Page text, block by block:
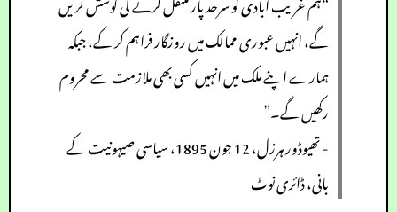
گے، انہیں عبوری ممالک میں روزگار فراہم کر کے، جبکہ
ہمارے اپنے ملک میں انہیں کسی بھی ملازمت سے محروم
رکھیں گے۔”
- تھیوڈور ہرزل، 12 جون 1895، سیاسی صیہونیت کے
بانی، ڈائری نوٹ